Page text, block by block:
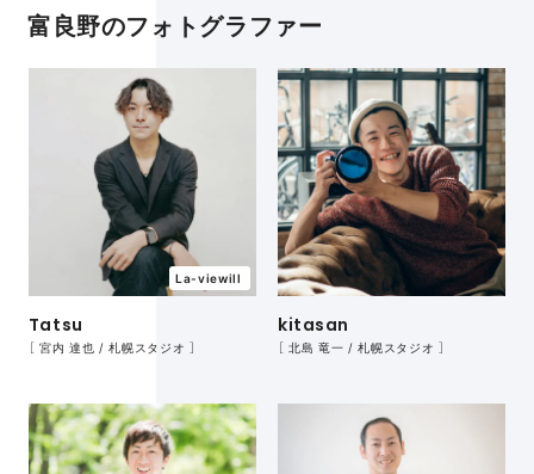
富良野のフォトグラファー
Tatsu
［ 宮内 達也 / 札幌スタジオ ］
La-viewill
kitasan
［ 北島 竜一 / 札幌スタジオ ］